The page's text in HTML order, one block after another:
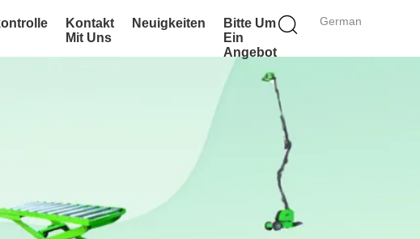
German
Kontakt
Mit Uns
Neuigkeiten
Bitte Um
Ein
Angebot